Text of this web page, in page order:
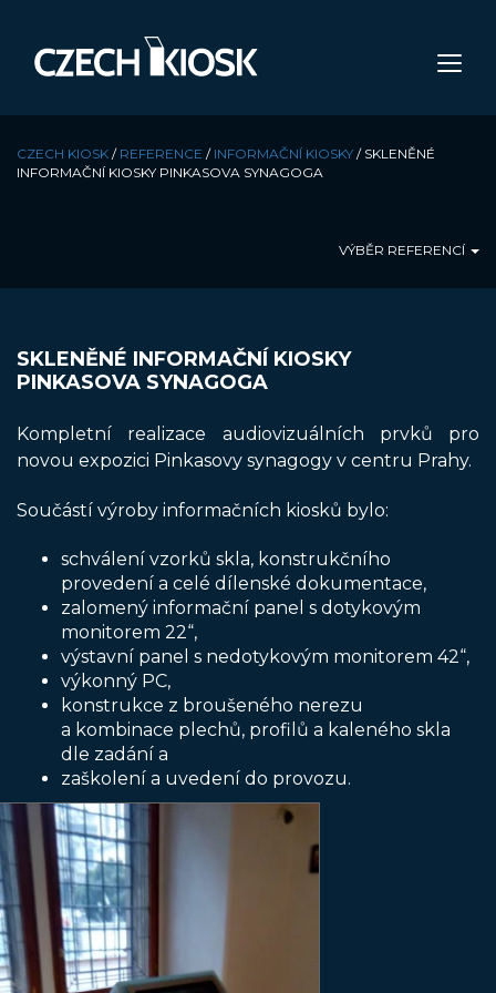
CZECH KIOSK / REFERENCE / INFORMAČNÍ KIOSKY / SKLENĚNÉ
INFORMAČNÍ KIOSKY PINKASOVA SYNAGOGA
VÝBĚR REFERENCÍ
SKLENĚNÉ INFORMAČNÍ KIOSKY
PINKASOVA SYNAGOGA
Kompletní realizace audiovizuálních prvků pro
novou expozici Pinkasovy synagogy v centru Prahy.
Součástí výroby informačních kiosků bylo:
schválení vzorků skla, konstrukčního
provedení a celé dílenské dokumentace,
zalomený informační panel s dotykovým
monitorem 22“,
výstavní panel s nedotykovým monitorem 42“,
výkonný PC,
konstrukce z broušeného nerezu
a kombinace plechů, profilů a kaleného skla
dle zadání a
zaškolení a uvedení do provozu.